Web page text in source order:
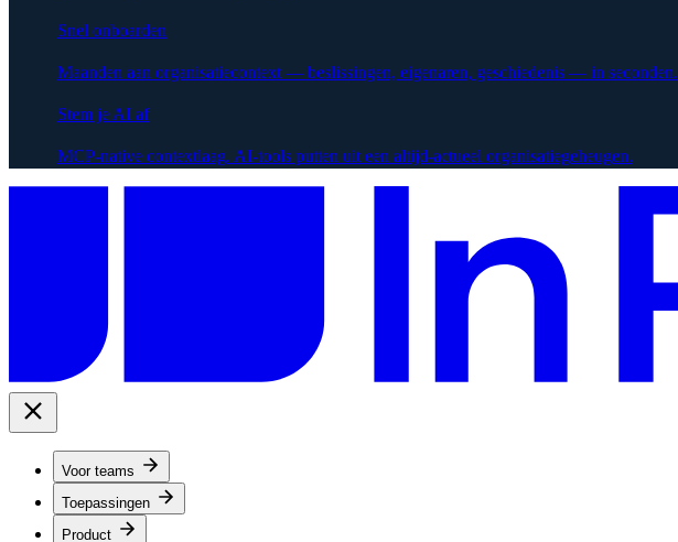
Snel onboarden
Maanden aan organisatiecontext — beslissingen, eigenaren, geschiedenis — in seconden.
Stem je AI af
MCP-native contextlaag. AI-tools putten uit een altijd-actueel organisatiegeheugen.
Voor teams
Toepassingen
Product